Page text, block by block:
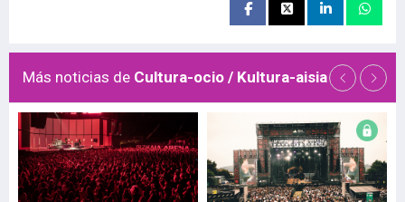
Más noticias de Cultura-ocio / Kultura-aisia